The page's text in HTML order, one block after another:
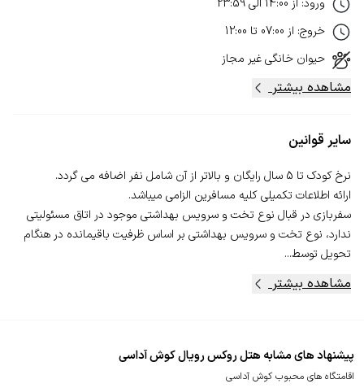
خروج: از 07:00 تا 12:00
حیوان خانگیغیر مجاز
مشاهده بیشتر
سایر قوانین
سفربازی در قبال نوع تخت و سرویس بهداشتی موجود در اتاق مسئولیتی
ندارد، نوع تخت و سرویس بهداشتی بر اساس ظرفیت باقیمانده در هنگام
تحویل توسط...
مشاهده بیشتر
پیشنهاد های مشابه هتل روکس رویال کوش آداسی
اقامتگاه های محبوب کوش آداسی